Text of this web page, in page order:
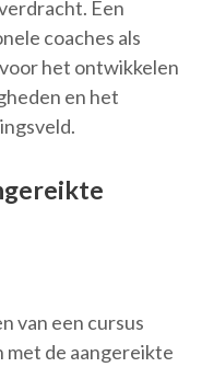
Een
coaches als
het ontwikkelen
en het
van een cursus
met de aangereikte